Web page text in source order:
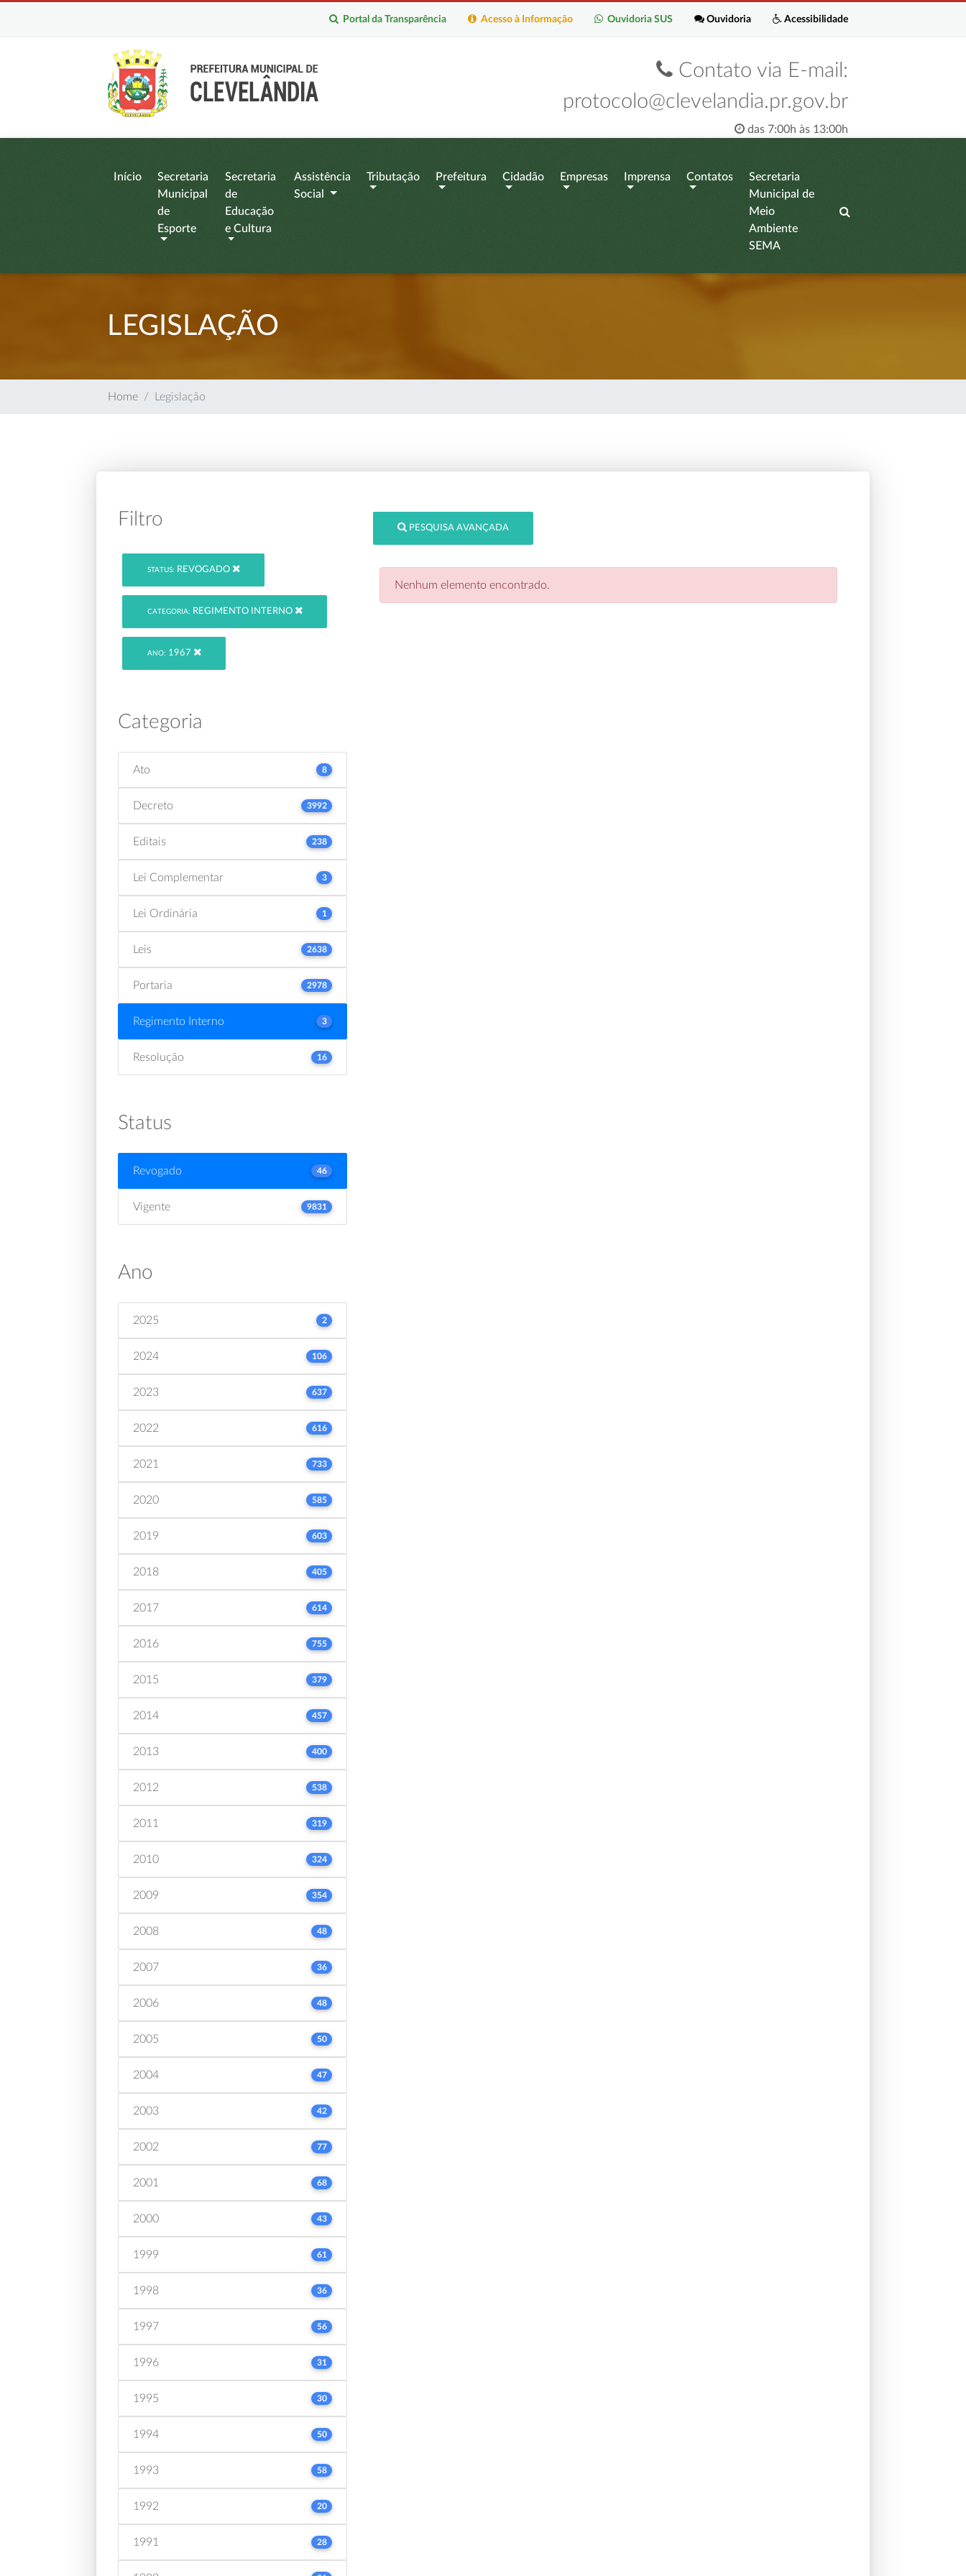
Acessibilidade
Ouvidoria
Ouvidoria SUS
Acesso à Informação
Portal da Transparência
Contato via E-mail:
protocolo@clevelandia.pr.gov.br
das 7:00h às 13:00h
Início
Secretaria
Municipal
de
Esporte
Secretaria
de
Educação
e Cultura
Assistência
Social
Tributação Prefeitura Cidadão Empresas Imprensa Contatos
Secretaria
Municipal de
Meio
Ambiente
SEMA
LEGISLAÇÃO
Home Legislação
Filtro
STATUS: REVOGADO
CATEGORIA: REGIMENTO INTERNO
ANO: 1967
Categoria
Ato 8
Decreto 3992
Editais 238
Lei Complementar 3
Lei Ordinária 1
Leis 2638
Portaria 2978
Regimento Interno 3
Resolução 16
Status
Revogado 46
Vigente 9831
Ano
2025 2
2024 106
2023 637
2022 616
2021 733
2020 585
2019 603
2018 405
2017 614
2016 755
2015 379
2014 457
2013 400
2012 538
2011 319
2010 324
2009 354
2008 48
2007 36
2006 48
2005 50
2004 47
2003 42
2002 77
2001 68
2000 43
1999 61
1998 36
1997 56
1996 31
1995 30
1994 50
1993 58
1992 20
1991 28
PESQUISA AVANÇADA
Nenhum elemento encontrado.